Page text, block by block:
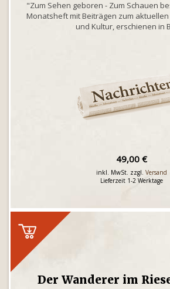
"Zum Sehen geboren - Zum Schauen
Monatsheft mit Beiträgen zum
und Kultur, erschienen in
49,00 €
inkl. MwSt. zzgl. Versand
Lieferzeit 1-2 Werktage
Der Wanderer im